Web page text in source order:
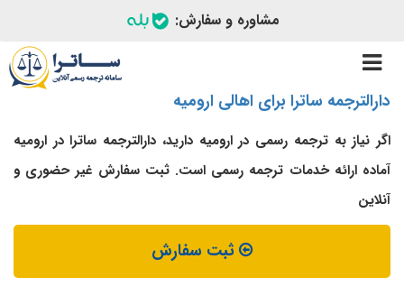
مشاوره و سفارش:
Toggle
navigation
دارالترجمه ساترا برای اهالی ارومیه
اگر نیاز به ترجمه رسمی در ارومیه دارید، دارالترجمه ساترا در ارومیه
آماده ارائه خدمات ترجمه رسمی است. ثبت سفارش غیر حضوری و
آنلاین
ثبت سفارش